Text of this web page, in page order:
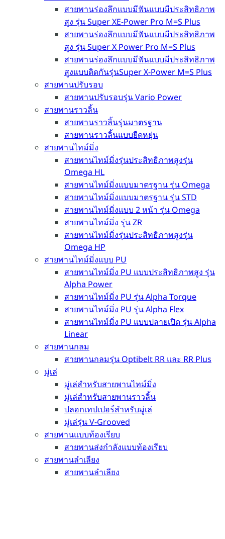
สายพานร่องลึกแบบมีฟันแบบมีประสิทธิภาพ
สูง รุ่น Super XE-Power Pro M=S Plus
สายพานร่องลึกแบบมีฟันแบบมีประสิทธิภาพ
สูง รุ่น Super X Power Pro M=S Plus
สายพานร่องลึกแบบมีฟันแบบมีประสิทธิภาพ
สูงแบบติดกันรุ่นSuper X-Power M=S Plus
สายพานปรับรอบ
สายพานปรับรอบรุ่น Vario Power
สายพานราวลิ้น
สายพานราวลิ้นรุ่นมาตรฐาน
สายพานราวลิ้นแบบยืดหยุ่น
สายพานไทม์มิ่ง
สายพานไทม์มิ่งรุ่นประสิทธิภาพสูงรุ่น
Omega HL
สายพานไทม์มิ่งแบบมาตรฐาน รุ่น Omega
สายพานไทม์มิ่งแบบมาตรฐาน รุ่น STD
สายพานไทม์มิ่งแบบ 2 หน้า รุ่น Omega
สายพานไทม์มิ่ง รุ่น ZR
สายพานไทม์มิ่งรุ่นประสิทธิภาพสูงรุ่น
Omega HP
สายพานไทม์มิ่งแบบ PU
สายพานไทม์มิ่ง PU แบบประสิทธิภาพสูง รุ่น
Alpha Power
สายพานไทม์มิ่ง PU รุ่น Alpha Torque
สายพานไทม์มิ่ง PU รุ่น Alpha Flex
สายพานไทม์มิ่ง PU แบบปลายเปิด รุ่น Alpha
Linear
สายพานกลม
สายพานกลมรุ่น Optibelt RR และ RR Plus
มู่เล่
มู่เล่สำหรับสายพานไทม์มิ่ง
มู่เล่สำหรับสายพานราวลิ้น
ปลอกเทปเปอร์สำหรับมู่เล่
มู่เล่รุ่น V-Grooved
สายพานแบบท้องเรียบ
สายพานส่งกำลังแบบท้องเรียบ
สายพานลำเลียง
สายพานลำเลียง